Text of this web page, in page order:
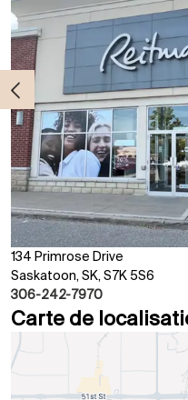
134 Primrose Drive
Saskatoon, SK, S7K 5S6
306-242-7970
Carte de